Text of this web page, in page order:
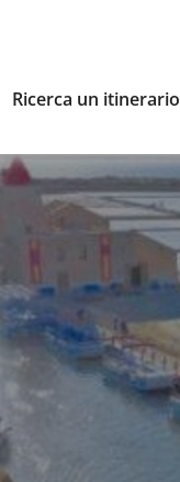
Ricerca un itinerario